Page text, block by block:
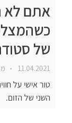
אתם לא
של
11.04.2021
טור אישי על
השני של הזום.